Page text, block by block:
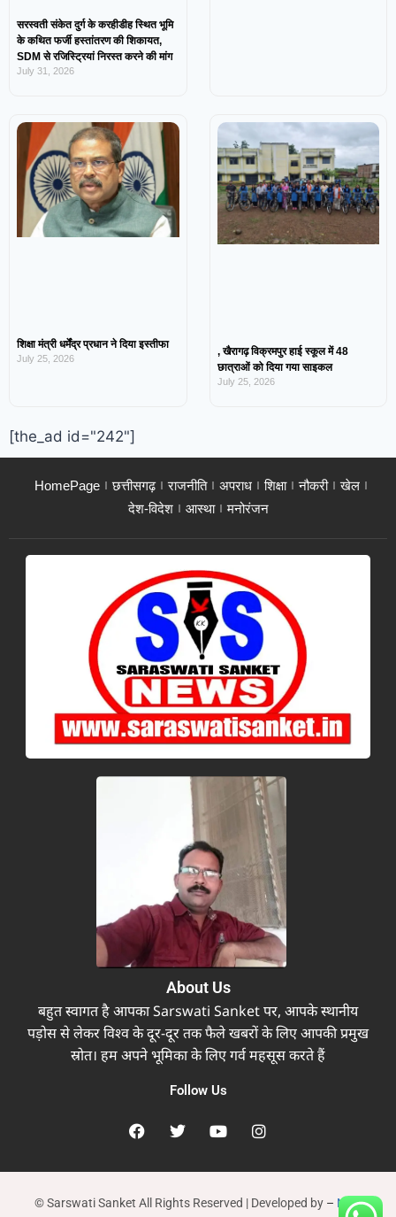
सरस्वती संकेत दुर्ग के करहीडीह स्थित भूमि
के कथित फर्जी हस्तांतरण की शिकायत,
SDM से रजिस्ट्रियां निरस्त करने की मांग
July 31, 2026
शिक्षा मंत्री धर्मेंद्र प्रधान ने दिया इस्तीफा
July 25, 2026
, खैरागढ़ विक्रमपुर हाई स्कूल में 48
छात्राओं को दिया गया साइकल
July 25, 2026
[the_ad id="242"]
HomePage छत्तीसगढ़ राजनीति अपराध शिक्षा नौकरी
खेल
देश-विदेश
आस्था मनोरंजन
About Us
बहुत स्वागत है आपका Sarswati Sanket पर, आपके स्थानीय
पड़ोस से लेकर विश्व के दूर-दूर तक फैले खबरों के लिए आपकी प्रमुख
स्रोत। हम अपने भूमिका के लिए गर्व महसूस करते हैं
Follow Us
© Sarswati Sanket All Rights Reserved | Developed by – New